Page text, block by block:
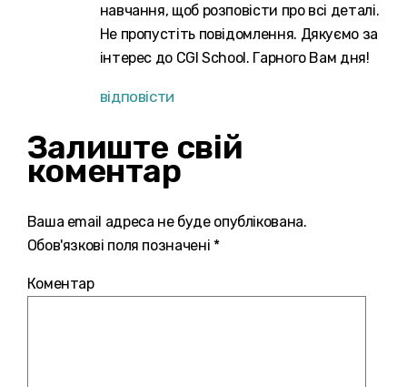
навчання, щоб розповісти про всі деталі.
Не пропустіть повідомлення. Дякуємо за
інтерес до CGI School. Гарного Вам дня!
відповісти
Залиште свій
коментар
Ваша email адреса не буде опублікована.
Обов'язкові поля позначені *
Коментар